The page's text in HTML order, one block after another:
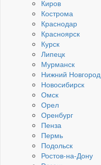
Киров
Кострома
Краснодар
Красноярск
Курск
Липецк
Мурманск
Нижний Новгород
Новосибирск
Омск
Орел
Оренбург
Пенза
Пермь
Подольск
Ростов-на-Дону